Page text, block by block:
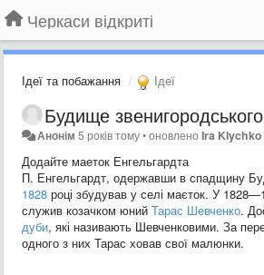
Черкаси відкриті
Ідеї та побажання Ідеї
Будище
Анонім 5 років тому•оновленоIra Klychko
Додайте маеток Енгельгардта
П. Енгельгардт, одержавши в спадщину
1828 році збудував у селі маєток. У
служив козачком юний Тарас Шевченко.
дуби, які називають Шевченковими. За
одного з них Тарас ховав свої малюнки.